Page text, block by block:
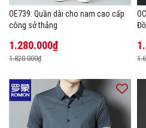
OE739: Quần dài cho nam cao cấp
công sở thẳng
1.280.000₫
1.820.000₫